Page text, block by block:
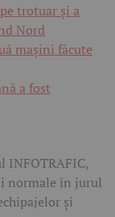
trotuar și a
Nord
mașini făcute
a fost
INFOTRAFIC,
normale în jurul
și